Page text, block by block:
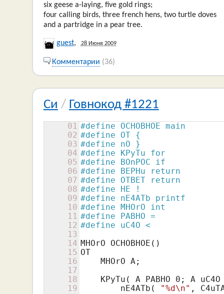
six geese a-laying, five gold rings;
four calling birds, three french hens, two turtle doves
and a partridge in a pear tree.
guest, 28 Июня 2009
Комментарии (36)
Си / Говнокод #1221
01
02
03
04
05
06
07
08
09
10
11
12
13
14
15
16
17
18
19
#define OCHOBHOE main
#define OT {
#define nO }
#define KPyTu for
#define BOnPOC if
#define BEPHu return
#define OTBET return
#define HE !
#define nE4ATb printf
#define MHOrO int
#define PABHO =
#define uC4O <
MHOrO OCHOBHOE()
OT
    MHOrO A;
    KPyTu( A PABHO
0 ; A
        nE4ATb(
"%d\n" ,